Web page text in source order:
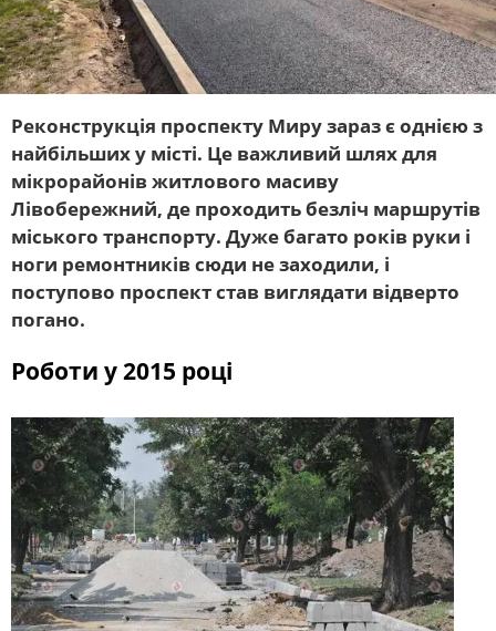
Реконструкція проспекту Миру зараз є однією з
найбільших у місті. Це важливий шлях для
мікрорайонів житлового масиву
Лівобережний, де проходить безліч маршрутів
міського транспорту. Дуже багато років руки і
ноги ремонтників сюди не заходили, і
поступово проспект став виглядати відверто
погано.
Роботи у 2015 році